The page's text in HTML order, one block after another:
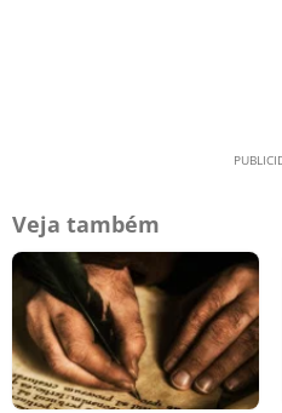
Veja também